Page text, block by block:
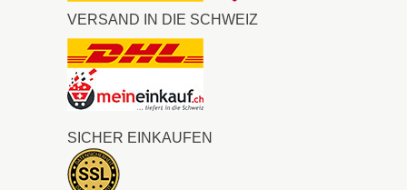
VERSAND IN DIE SCHWEIZ
SICHER EINKAUFEN